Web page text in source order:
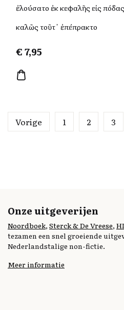
ἐλούσατο ἐκ κεφαλῆς εἰς πόδας
καλῶς τοῦτ᾽ ἐπέπρακτο
€7,95
Vorige 1 2 3
Onze uitgeverijen
Noordboek, Sterck & De Vreese,
tezamen een snel groeiende
Nederlandstalige non-fictie.
Meer informatie